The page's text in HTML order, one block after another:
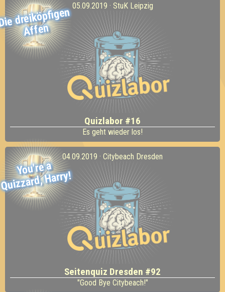
dreiköpfigen
Affen
05.09.2019 · StuK Leipzig
Quizlabor #16
Es geht wieder los!
You're a
Quizzard,
Harry!
04.09.2019 · Citybeach Dresden
Seitenquiz Dresden #92
"Good Bye Citybeach!"